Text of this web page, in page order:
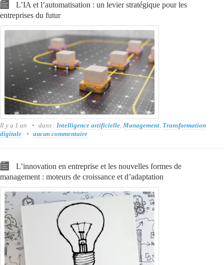
L’IA et l’automatisation : un levier stratégique pour les
entreprises du futur
Il y a 1 an dans : Intelligence artificielle, Management, Transformation
digitale
aucun commentaire
L’innovation en entreprise et les nouvelles formes de
management : moteurs de croissance et d’adaptation